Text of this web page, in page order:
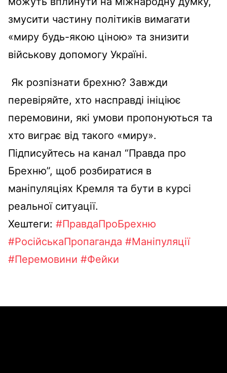
змусити частину політиків вимагати
«миру будь-якою ціною» та знизити
військову допомогу Україні.
Як розпізнати брехню? Завжди
перевіряйте, хто насправді ініціює
перемовини, які умови пропонуються та
хто виграє від такого «миру».
Підписуйтесь на канал “Правда про
Брехню”, щоб розбиратися в
маніпуляціях Кремля та бути в курсі
реальної ситуації.
Хештеги: #ПравдаПроБрехню
#РосійськаПропаганда #Маніпуляції
#Перемовини #Фейки